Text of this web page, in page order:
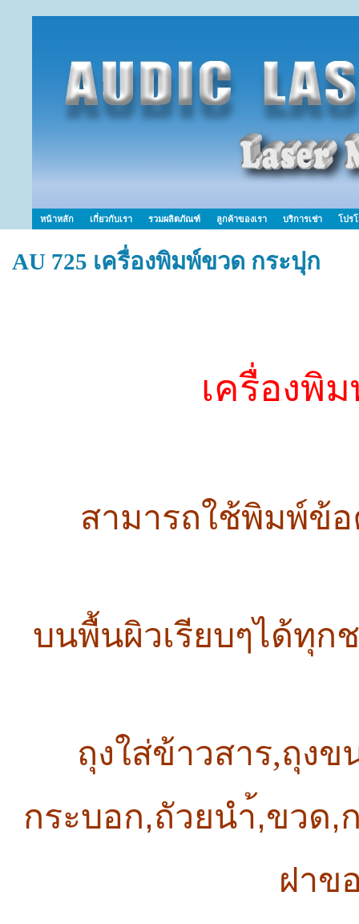
หน้าหลัก เกี่ยวกับเรา รวมผลิตภัณฑ์ ลูกค้าของเรา บริการเช่า โปร
AU 725 เครื่องพิมพ์ขวด กระปุก
เครื่องพิ
สามารถใช้พิมพ์ข้
บนพื้นผิวเรียบๆได้ทุก
ถุงใส่ข้าวสาร,ถุง
กระบอก,ถัวยนำ้,ขวด,
ฝาข